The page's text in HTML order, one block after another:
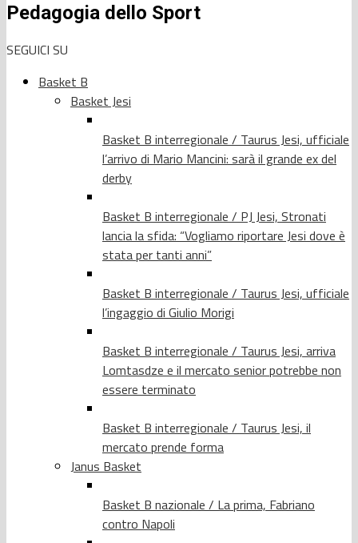
Pedagogia dello Sport
SEGUICI SU
Basket B
Basket Jesi
Basket B interregionale / Taurus Jesi, ufficiale
l’arrivo di Mario Mancini: sarà il grande ex del
derby
Basket B interregionale / PJ Jesi, Stronati
lancia la sfida: “Vogliamo riportare Jesi dove è
stata per tanti anni”
Basket B interregionale / Taurus Jesi, ufficiale
l’ingaggio di Giulio Morigi
Basket B interregionale / Taurus Jesi, arriva
Lomtasdze e il mercato senior potrebbe non
essere terminato
Basket B interregionale / Taurus Jesi, il
mercato prende forma
Janus Basket
Basket B nazionale / La prima, Fabriano
contro Napoli